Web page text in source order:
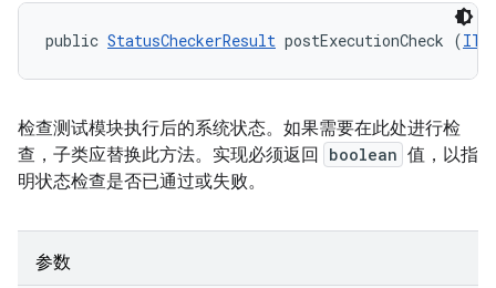
public StatusCheckerResult postExecutionCheck (
检查测试模块执行后的系统状态。如果需要在此处进行检
查，子类应替换此方法。实现必须返回
boolean 值，以指
明状态检查是否已通过或失败。
参数